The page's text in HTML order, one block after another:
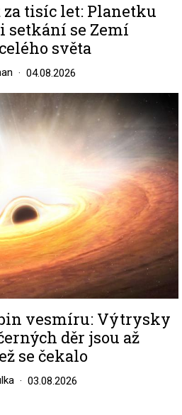
tisíc let: Planetku
setkání se Zemí
světa
04.08.2026
vesmíru: Výtrysky
děr jsou až
se čekalo
03.08.2026